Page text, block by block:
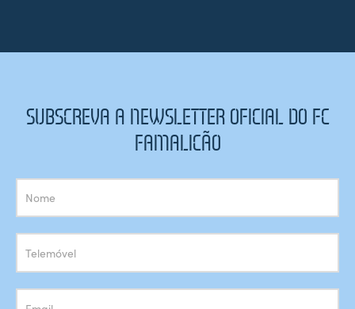
SUBSCREVA A NEWSLETTER OFICIAL DO FC
FAMALICÃO
Subscrição
Newsletter